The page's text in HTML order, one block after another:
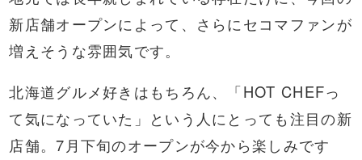
新店舗オープンによって、さらにセコマファンが
増えそうな雰囲気です。
北海道グルメ好きはもちろん、「HOT CHEFっ
て気になっていた」という人にとっても注目の新
店舗。7月下旬のオープンが今から楽しみです